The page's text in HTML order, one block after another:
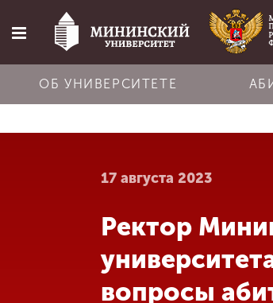
Главная
Об университете
Абитуриенту
Обучение
ОБ УНИВЕРСИТЕТЕ
17 августа 2023
Ректор
вопросы